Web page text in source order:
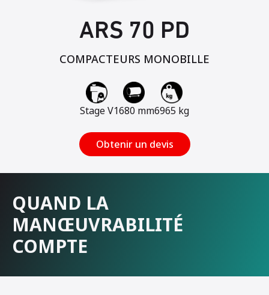
ARS 70 PD
COMPACTEURS MONOBILLE
Stage V1680 mm6965 kg
Obtenir un devis
QUAND LA
MANŒUVRABILITÉ
COMPTE